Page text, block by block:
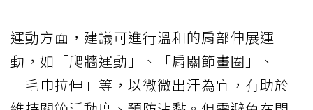
運動方面，建議可進行溫和的肩部伸展運
動，如「爬牆運動」、「肩關節畫圈」、
「毛巾拉伸」等，以微微出汗為宜，有助於